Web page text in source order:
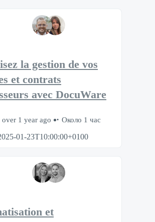
la gestion de vos
et contrats
avec DocuWare
over 1 year ago
Около 1 час
01-23T10:00:00+0100
et